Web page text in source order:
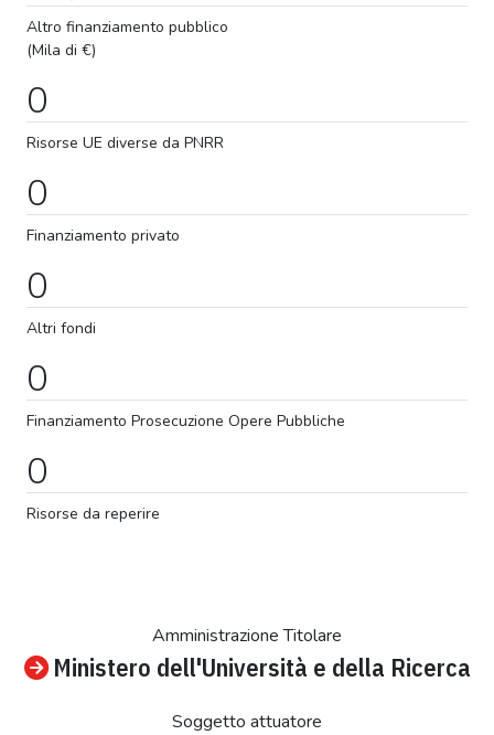
Altro finanziamento pubblico
(Mila di €)
0
Risorse UE diverse da PNRR
0
Finanziamento privato
0
Altri fondi
0
Finanziamento Prosecuzione Opere Pubbliche
0
Risorse da reperire
Amministrazione Titolare
Ministero dell'Università e della Ricerca
Soggetto attuatore